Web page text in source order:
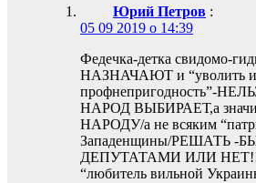
Юрий Петров :
05 09 2019 о 14:39
Федечка-детка свидомо-
НАЗНАЧАЮТ и “уволить
профнепригодность”-
НАРОД ВЫБИРАЕТ,а
НАРОДУ/а не всяким
Западенщины/РЕШАТЬ -
ДЕПУТАТАМИ ИЛИ НЕТ!!!!
“любитель вильной